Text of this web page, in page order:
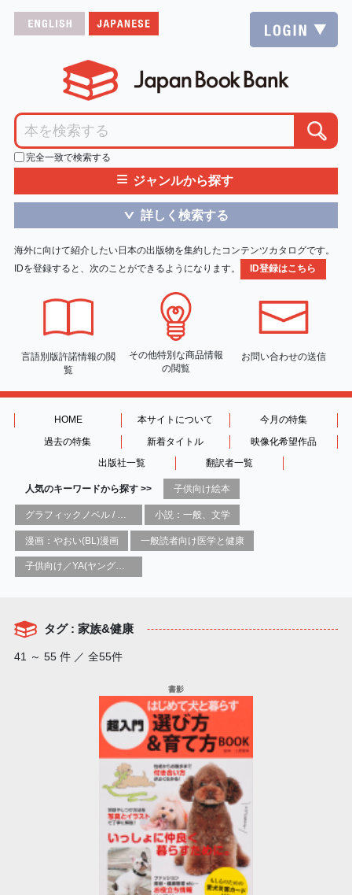
完全一致で検索する
≡ ジャンルから探す
＞ 詳しく検索する
海外に向けて紹介したい日本の出版物を集約したコンテンツカタログです。
IDを登録すると、次のことができるようになります。
ID登録はこちら
言語別版許諾情報の閲
覧
その他特別な商品情報
の閲覧
お問い合わせの送信
HOME 本サイトについて
今月の特集
過去の特集
新着タイトル
映像化希望作品
出版社一覧
翻訳者一覧
人気のキーワードから探す >> 子供向け絵本
小説：一般、文学
漫画：やおい(BL)漫画 一般読者向け医学と健康
子供向け／YA(ヤングアダルト)向け一般：芸術&芸術家
タグ : 家族&健康
41 ～ 55 件 ／ 全55件